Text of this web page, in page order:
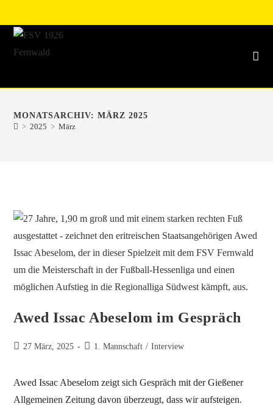
MONATSARCHIV: MÄRZ 2025
> 2025 > März
Awed Issac Abeselom im Gespräch
27 März, 2025 1. Mannschaft / Interview
Awed Issac Abeselom zeigt sich Gespräch mit der Gießener
Allgemeinen Zeitung davon überzeugt, dass wir aufsteigen.